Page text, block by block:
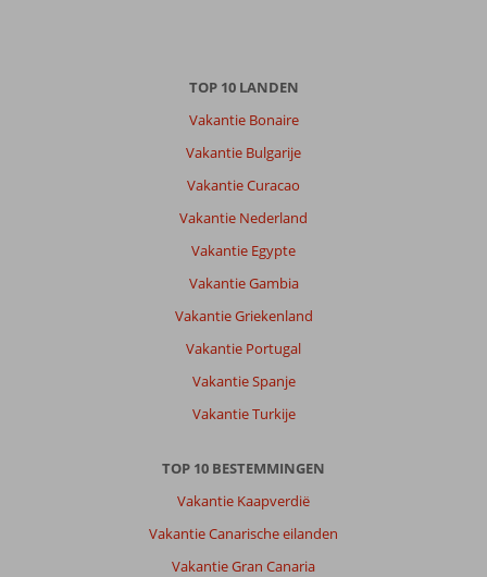
TOP 10 LANDEN
Vakantie Bonaire
Vakantie Bulgarije
Vakantie Curacao
Vakantie Nederland
Vakantie Egypte
Vakantie Gambia
Vakantie Griekenland
Vakantie Portugal
Vakantie Spanje
Vakantie Turkije
TOP 10 BESTEMMINGEN
Vakantie Kaapverdië
Vakantie Canarische eilanden
Vakantie Gran Canaria